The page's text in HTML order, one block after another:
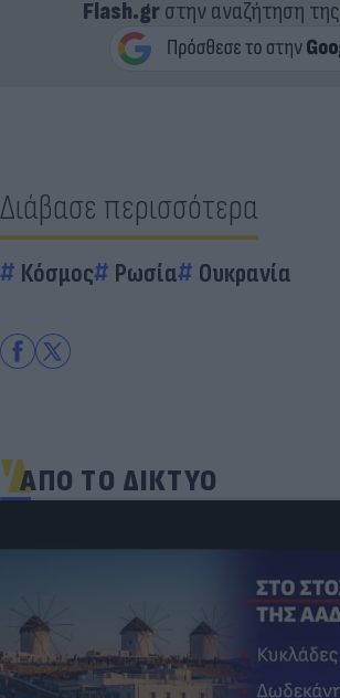
Flash.grστην αναζήτηση της
Διάβασε περισσότερα
Κόσμος Ρωσία Ουκρανία
ΑΠΟ ΤΟ ΔΙΚΤΥΟ